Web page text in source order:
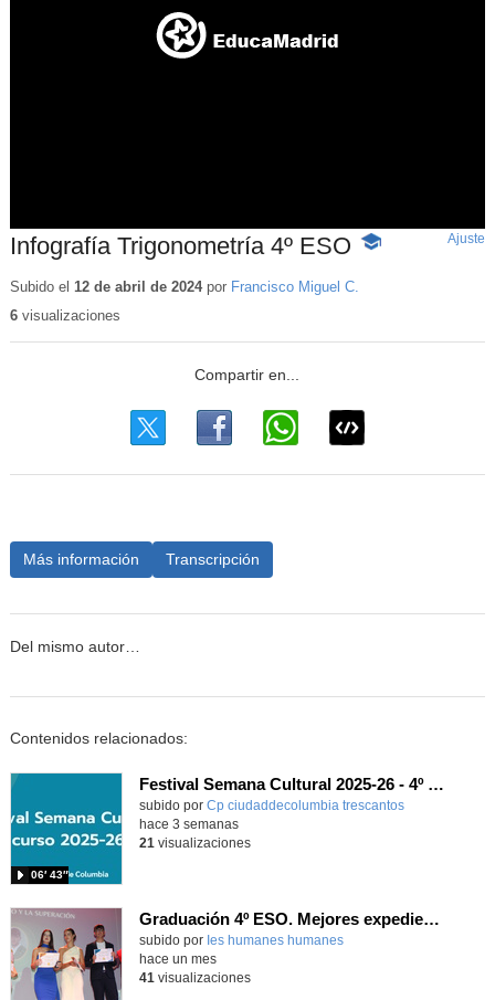
Infografía Trigonometría 4º ESO
-
educativo
Ajuste
Subido el 12 de abril de 2024por Francisco Miguel C.
6visualizaciones
Más información Transcripción
Del mismo autor…
Contenidos relacionados:
Festival Semana Cultural 2025-26 - 4º de Primaria
subido por Cp ciudaddecolumbia trescantos
06′ 43″
-
hace 3 semanas
21 visualizaciones
Graduación 4º ESO. Mejores expedientes
subido por Ies humanes humanes-
hace un mes
41 visualizaciones